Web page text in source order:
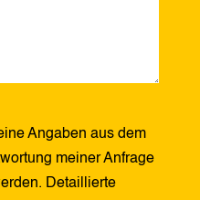
Angaben aus dem
meiner Anfrage
Detaillierte